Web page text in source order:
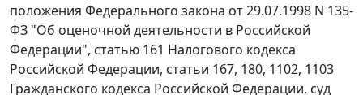
положения Федерального закона от 29.07.1998 N 135-
ФЗ "Об оценочной деятельности в Российской
Федерации", статью 161 Налогового кодекса
Российской Федерации, статьи 167, 180, 1102, 1103
Гражданского кодекса Российской Федерации, суд